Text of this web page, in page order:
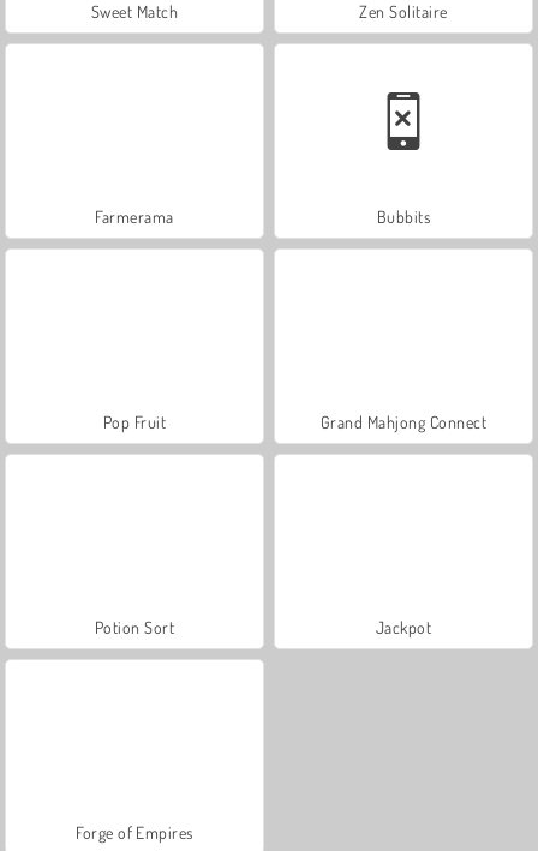
Sweet Match Zen Solitaire
Farmerama Bubbits
Pop Fruit Grand Mahjong Connect
Potion Sort Jackpot
Forge of Empires